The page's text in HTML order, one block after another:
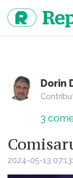
continut
Dorin
3
2024-05-13